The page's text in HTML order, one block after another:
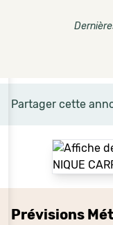
Prévisions
Partager cette